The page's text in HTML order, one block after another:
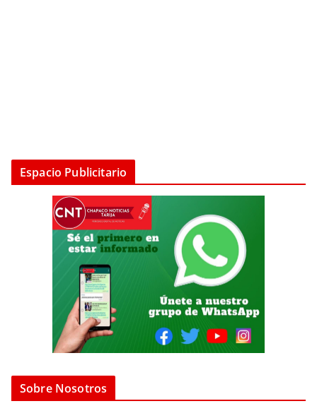
Espacio Publicitario
Sobre Nosotros